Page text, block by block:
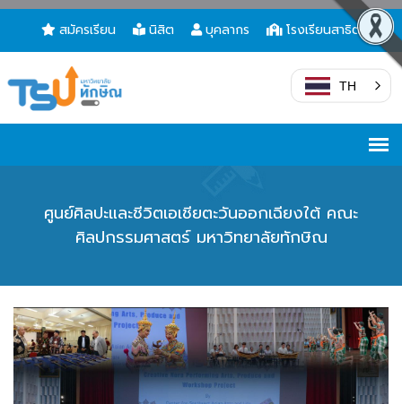
สมัครเรียน นิสิต บุคลากร โรงเรียนสาธิต
TH
ศูนย์ศิลปะและชีวิตเอเชียตะวันออกเฉียงใต้ คณะ
ศิลปกรรมศาสตร์ มหาวิทยาลัยทักษิณ